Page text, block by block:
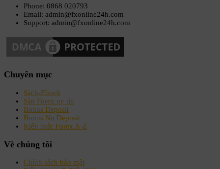
Phone: 0868 020793
Email: admin@fxonline24h.com
Support: admin@fxonline24h.com
Chuyên mục
Sách-Ebook
Sàn Forex uy tín
Bonus Deposit
Bonus No Deposit
Kiến thức Forex A-Z
Về chúng tôi
Chính sách bảo mật